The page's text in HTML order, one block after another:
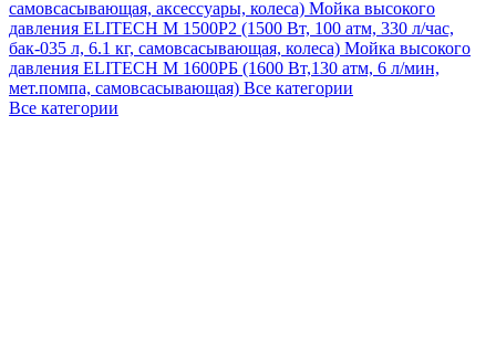
самовсасывающая, аксессуары, колеса) Мойка высокого
давления ELITECH M 1500P2 (1500 Вт, 100 атм, 330 л/час,
бак-035 л, 6.1 кг, самовсасывающая, колеса) Мойка высокого
давления ELITECH М 1600РБ (1600 Вт,130 атм, 6 л/мин,
мет.помпа, самовсасывающая) Все категории
Все категории